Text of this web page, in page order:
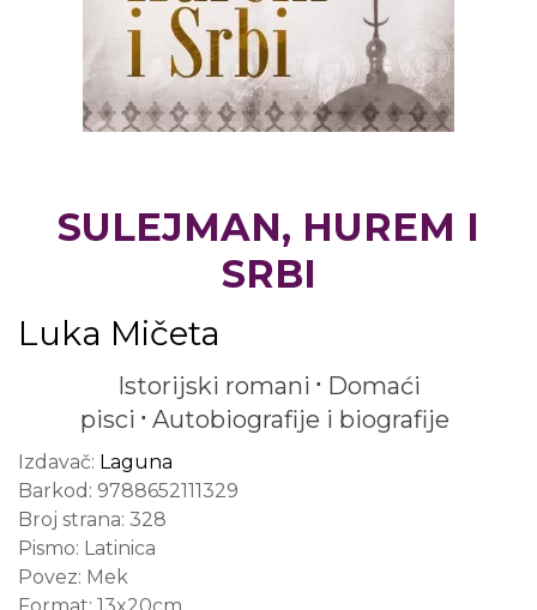
SULEJMAN, HUREM I
SRBI
Luka Mičeta
Istorijski romani
Domaći
pisci
Autobiografije i biografije
Izdavač: Laguna
Barkod: 9788652111329
Broj strana: 328
Pismo: Latinica
Povez: Mek